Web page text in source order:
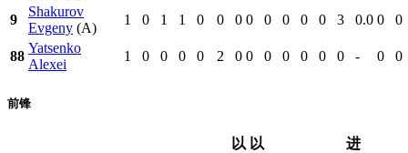
9
Shakurov
Evgeny (A)
1 0 1 1 0 0 0 0 0 0 0 0 3 0.0 0 0
88
Yatsenko
Alexei
1 0 0 0 0 2 0 0 0 0 0 0 0 - 0 0
前锋
以 以
进